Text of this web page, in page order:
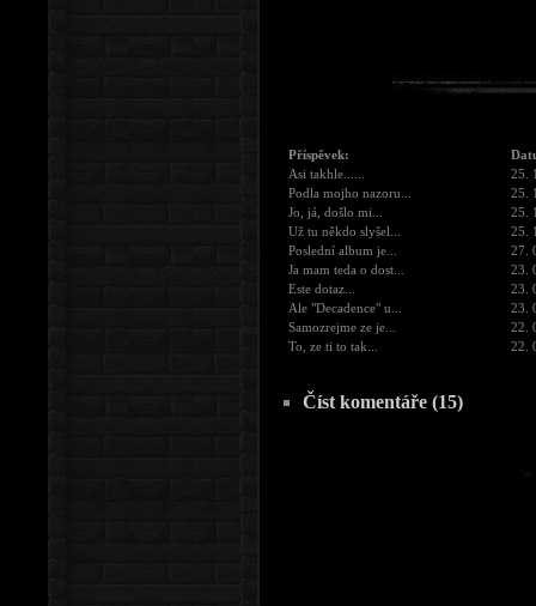
Příspěvek:
Asi takhle......
25.
Podla mojho nazoru...
25.
Jo, já, došlo mi...
25.
Už tu někdo slyšel...
25.
Poslední album je...
27.
Ja mam teda o dost...
23.
Este dotaz...
23.
Ale "Decadence" u...
23.
Samozrejme ze je...
22.
To, ze ti to tak...
22.
Číst komentáře (15)